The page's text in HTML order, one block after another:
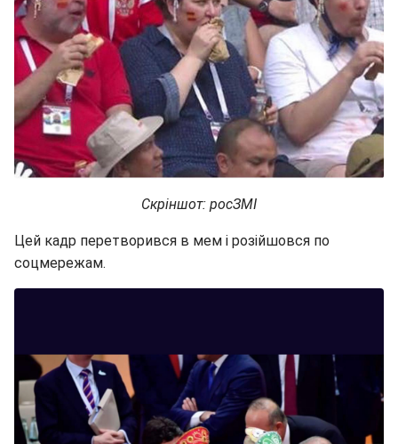
Скріншот: росЗМІ
Цей кадр перетворився в мем і розійшовся по
соцмережам.